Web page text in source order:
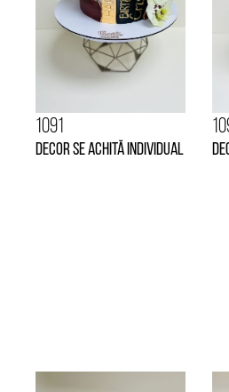
1091
Decor se achită individual